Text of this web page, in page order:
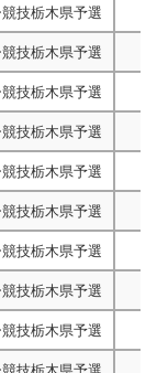
6/17A
技栃木県予選
技栃木県予選
技栃木県予選
技栃木県予選
技栃木県予選
技栃木県予選
技栃木県予選
技栃木県予選
技栃木県予選